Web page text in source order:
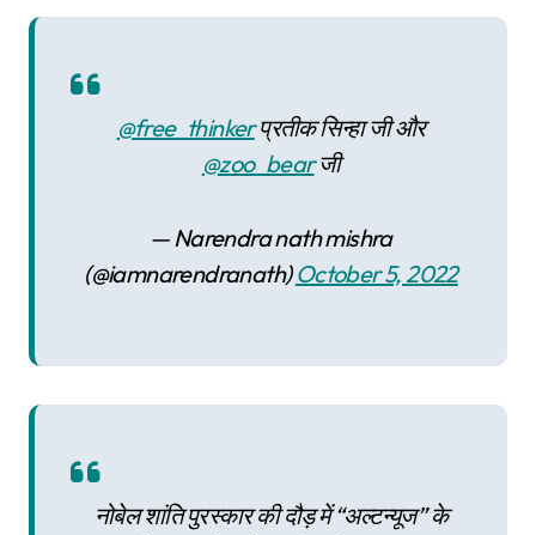
@free_thinkerप्रतीक सिन्हा जी और
@zoo_bearजी
— Narendra nath mishra
(@iamnarendranath)October 5, 2022
नोबेल शांति पुरस्कार की दौड़ में “अल्टन्यूज” के